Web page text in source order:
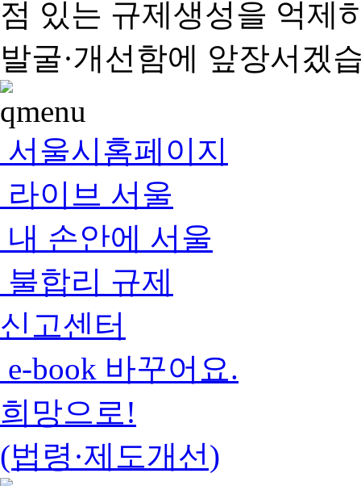
점 있는 규제생성을 억제
발굴·개선함에 앞장서겠
서울시홈페이지
라이브 서울
내 손안에 서울
불합리 규제
신고센터
e-book 바꾸어요.
희망으로!
(법령·제도개선)